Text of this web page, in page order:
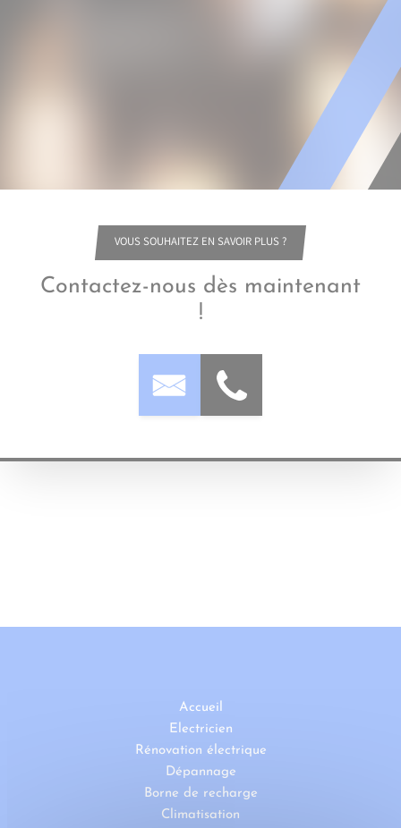
VOUS SOUHAITEZ EN SAVOIR PLUS ?
Contactez-nous dès maintenant
!
Accueil
Electricien
Rénovation électrique
Dépannage
Borne de recharge
Climatisation